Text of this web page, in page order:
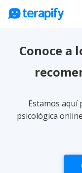
Opiniones
Preguntas frecuentes
Conoce a
Estamos aquí
psicológica